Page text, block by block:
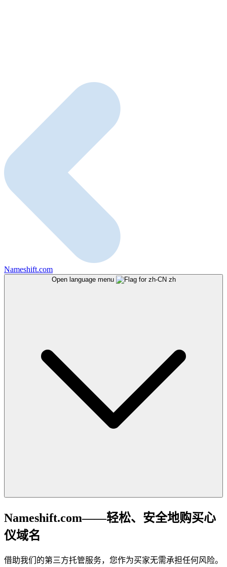
Nameshift.com
Open language menu zh
Nameshift.com——轻松、安全地购买心
仪域名
借助我们的第三方托管服务，您作为买家无需承担任何风险。